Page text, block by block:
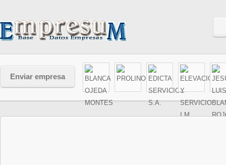
Enviar empresa